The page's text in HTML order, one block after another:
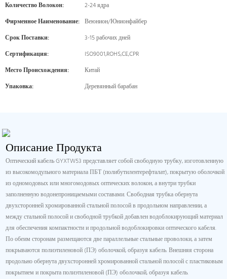
Количество Волокон:
2-24 ядра
Фирменное Наименование: Веюнион/Юнионфайбер
Срок Поставки:
3-15 рабочих дней
Сертификация:
ISO9001,ROHS,CE,CPR
Место Происхождения:
Китай
Упаковка:
Деревянный барабан
Описание Продукта
Оптический кабель GYXTW53 представляет собой свободную трубку, изготовленную
из высокомодульного материала ПБТ (полибутилентерефталат), покрытую оболочкой
из одномодовых или многомодовых оптических волокон, а внутри трубки
заполненную водонепроницаемыми составами. Свободная трубка обернута
двухсторонней хромированной стальной полосой в продольном направлении, а
между стальной полосой и свободной трубкой добавлен водоблокирующий материал
для обеспечения компактности и продольной водоблокировки оптического кабеля.
По обеим сторонам размещаются две параллельные стальные проволоки, а затем
покрываются полиэтиленовой (ПЭ) оболочкой, образуя кабель. Внешняя сторона
продольно обернута двухсторонней хромированной стальной полосой с пластиковым
покрытием и покрыта полиэтиленовой (ПЭ) оболочкой, образуя кабель.